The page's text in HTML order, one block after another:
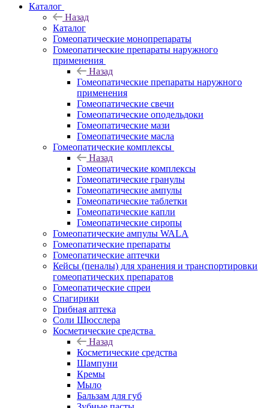
Каталог
Назад
Каталог
Гомеопатические монопрепараты
Гомеопатические препараты наружного
применения
Назад
Гомеопатические препараты наружного
применения
Гомеопатические свечи
Гомеопатические оподельдоки
Гомеопатические мази
Гомеопатические масла
Гомеопатические комплексы
Назад
Гомеопатические комплексы
Гомеопатические гранулы
Гомеопатические ампулы
Гомеопатические таблетки
Гомеопатические капли
Гомеопатические сиропы
Гомеопатические ампулы WALA
Гомеопатические препараты
Гомеопатические аптечки
Кейсы (пеналы) для хранения и транспортировки
гомеопатических препаратов
Гомеопатические спреи
Спагирики
Грибная аптека
Соли Шюсслера
Косметические средства
Назад
Косметические средства
Шампуни
Кремы
Мыло
Бальзам для губ